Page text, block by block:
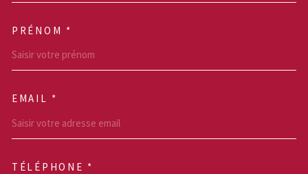
PRÉNOM *
EMAIL *
TÉLÉPHONE *